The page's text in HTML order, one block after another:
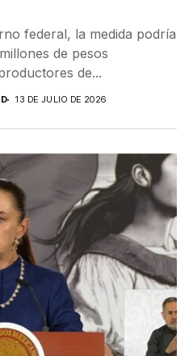
federal, la medida podría
de pesos
de...
13 DE JULIO DE 2026